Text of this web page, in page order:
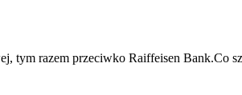
razem przeciwko Raiffeisen Bank.Co